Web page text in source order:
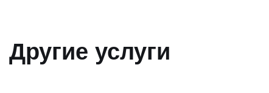
Другие услуги